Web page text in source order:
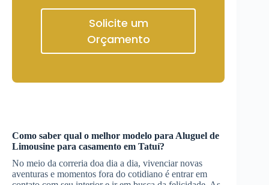
Solicite um
Orçamento
Como saber qual o melhor modelo para Aluguel de
Limousine para casamento em Tatuí?
No meio da correria doa dia a dia, vivenciar novas
aventuras e momentos fora do cotidiano é entrar em